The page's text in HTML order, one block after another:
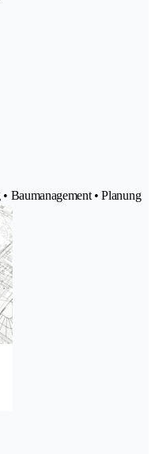
Baumanagement • Planung